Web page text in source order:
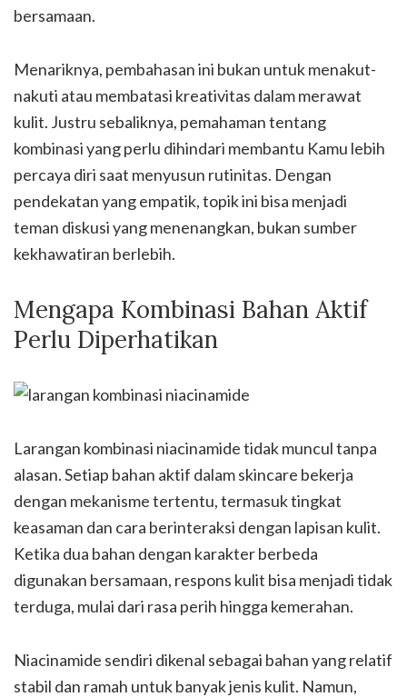
bersamaan.
Menariknya, pembahasan ini bukan untuk menakut-
nakuti atau membatasi kreativitas dalam merawat
kulit. Justru sebaliknya, pemahaman tentang
kombinasi yang perlu dihindari membantu Kamu lebih
percaya diri saat menyusun rutinitas. Dengan
pendekatan yang empatik, topik ini bisa menjadi
teman diskusi yang menenangkan, bukan sumber
kekhawatiran berlebih.
Mengapa Kombinasi Bahan Aktif
Perlu Diperhatikan
Larangan kombinasi niacinamide tidak muncul tanpa
alasan. Setiap bahan aktif dalam skincare bekerja
dengan mekanisme tertentu, termasuk tingkat
keasaman dan cara berinteraksi dengan lapisan kulit.
Ketika dua bahan dengan karakter berbeda
digunakan bersamaan, respons kulit bisa menjadi tidak
terduga, mulai dari rasa perih hingga kemerahan.
Niacinamide sendiri dikenal sebagai bahan yang relatif
stabil dan ramah untuk banyak jenis kulit. Namun,